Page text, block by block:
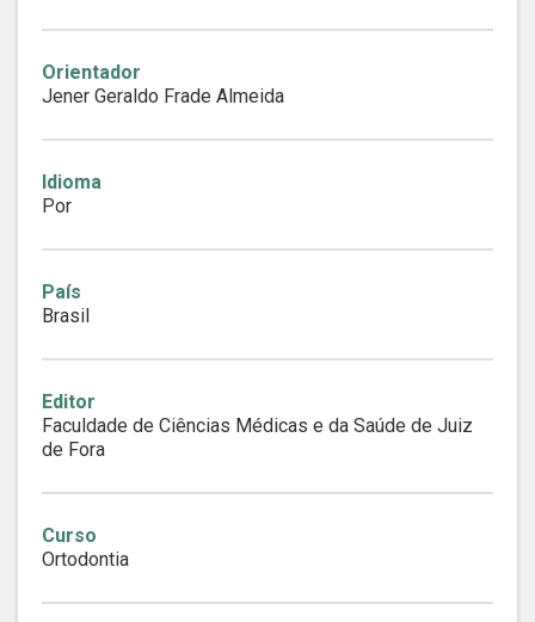
Orientador
Jener Geraldo Frade Almeida
Idioma
Por
País
Brasil
Editor
Faculdade de Ciências Médicas e da Saúde de Juiz
de Fora
Curso
Ortodontia